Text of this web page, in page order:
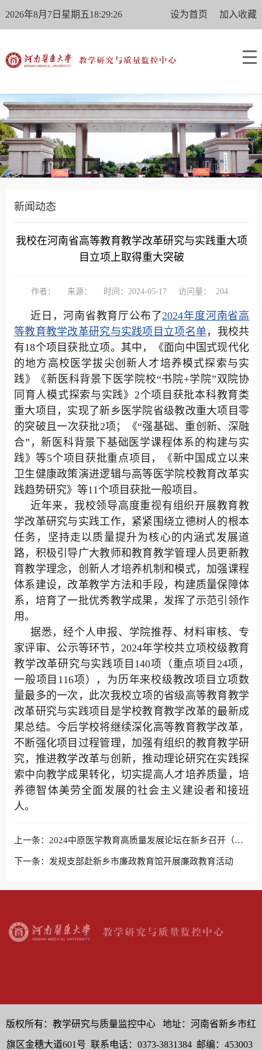
2026年8月7日星期五18:29:26 设为首页 加入收藏
新闻动态
我校在河南省高等教育教学改革研究与实践重大项
目立项上取得重大突破
作者： 来源： 时间：2024-05-17 访问量： 204
近日，河南省教育厅公布了2024年度河南省高
等教育教学改革研究与实践项目立项名单 ，我校共
有18个项目获批立项。其中，《面向中国式现代化
的地方高校医学拔尖创新人才培养模式探索与实
践》《新医科背景下医学院校“书院+学院”双院协
同育人模式探索与实践》2个项目获批本科教育类
重大项目，实现了新乡医学院省级教改重大项目零
的突破且一次获批2项；《“强基础、重创新、深融
合”，新医科背景下基础医学课程体系的构建与实
践》等5个项目获批重点项目，《新中国成立以来
卫生健康政策演进逻辑与高等医学院校教育改革实
践趋势研究》等11个项目获批一般项目。
近年来，我校领导高度重视有组织开展教育教
学改革研究与实践工作，紧紧围绕立德树人的根本
任务，坚持走以质量提升为核心的内涵式发展道
路，积极引导广大教师和教育教学管理人员更新教
育教学理念，创新人才培养机制和模式，加强课程
体系建设，改革教学方法和手段，构建质量保障体
系，培育了一批优秀教学成果，发挥了示范引领作
用。
据悉，经个人申报、学院推荐、材料审核、专
家评审、公示等环节，2024年学校共立项校级教育
教学改革研究与实践项目140项（重点项目24项，
一般项目116项），为历年来校级教改项目立项数
量最多的一次，此次我校立项的省级高等教育教学
改革研究与实践项目是学校教育教学改革的最新成
果总结。今后学校将继续深化高等教育教学改革，
不断强化项目过程管理，加强有组织的教育教学研
究，推进教学改革与创新，推动理论研究在实践探
索中向教学成果转化，切实提高人才培养质量，培
养德智体美劳全面发展的社会主义建设者和接班
人。
上一条： 2024中原医学教育高质量发展论坛在新乡召开（原中原医学教育高峰论坛）
下一条： 发规支部赴新乡市廉政教育馆开展廉政教育活动
版权所有：教学研究与质量监控中心 地址：河南省新乡市红
旗区金穗大道601号 联系电话：0373-3831384 邮编：453003